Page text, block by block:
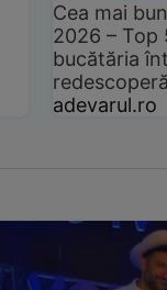
Cea mai
2026 –
bucătăria
adevarul.ro